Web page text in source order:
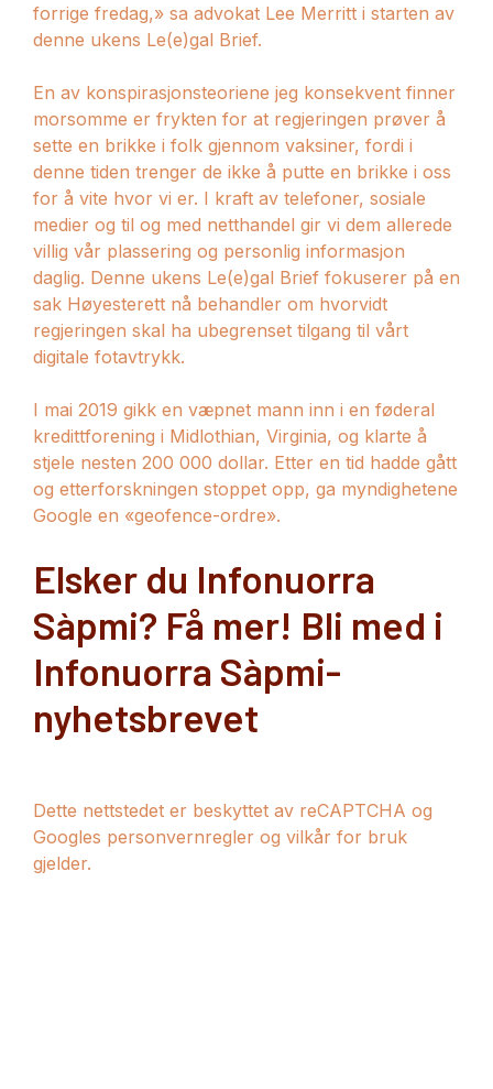
forrige fredag,» sa advokat Lee Merritt i starten av
denne ukens Le(e)gal Brief.
En av konspirasjonsteoriene jeg konsekvent finner
morsomme er frykten for at regjeringen prøver å
sette en brikke i folk gjennom vaksiner, fordi i
denne tiden trenger de ikke å putte en brikke i oss
for å vite hvor vi er. I kraft av telefoner, sosiale
medier og til og med netthandel gir vi dem allerede
villig vår plassering og personlig informasjon
daglig. Denne ukens Le(e)gal Brief fokuserer på en
sak Høyesterett nå behandler om hvorvidt
regjeringen skal ha ubegrenset tilgang til vårt
digitale fotavtrykk.
I mai 2019 gikk en væpnet mann inn i en føderal
kredittforening i Midlothian, Virginia, og klarte å
stjele nesten 200 000 dollar. Etter en tid hadde gått
og etterforskningen stoppet opp, ga myndighetene
Google en «geofence-ordre».
Elsker du Infonuorra
Sàpmi? Få mer! Bli med i
Infonuorra Sàpmi-
nyhetsbrevet
Dette nettstedet er beskyttet av reCAPTCHA og
Googles personvernregler og vilkår for bruk
gjelder.